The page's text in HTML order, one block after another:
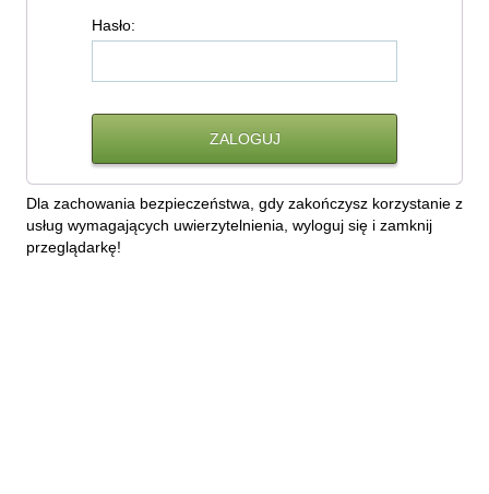
Hasło:
Dla zachowania bezpieczeństwa, gdy zakończysz korzystanie z
usług wymagających uwierzytelnienia, wyloguj się i zamknij
przeglądarkę!